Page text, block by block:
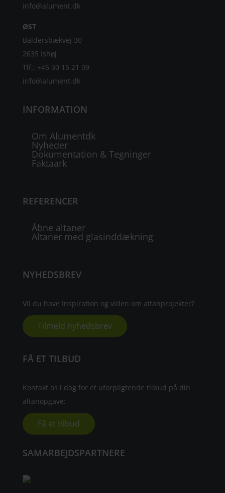
info@alument.dk
ØST
Baldersbækvej 30
2635 Ishøj
Tlf.: +45 30 15 21 09
info@alument.dk
INFORMATION
Om Alumentdk
Nyheder
Dokumentation & Tegninger
Faktaark
REFERENCER
Åbne altaner
Altaner med glasinddækning
NYHEDSBREV
Vil du have Inspiration og viden om altanprojekter?
Tilmeld nyhedsbrev
FÅ ET TILBUD
Kontakt os i dag for et uforpligtende tilbud på din
altanopgave:
Få et tilbud
SAMARBEJDSPARTNERE